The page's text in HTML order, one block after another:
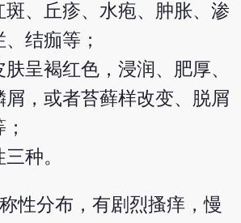
斑、丘疹、水疱、肿胀、渗
结痂等；
呈褐红色，浸润、肥厚、
屑，或者苔藓样改变、脱屑
种。
性分布，有剧烈搔痒，慢